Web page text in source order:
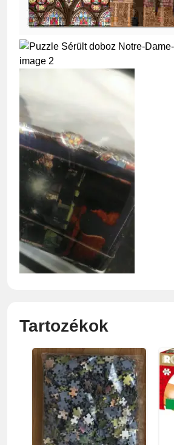
Tartozékok